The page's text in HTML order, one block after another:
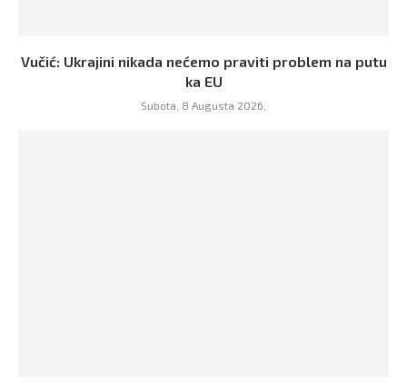
Vučić: Ukrajini nikada nećemo praviti problem na putu
ka EU
Subota, 8 Augusta 2026,